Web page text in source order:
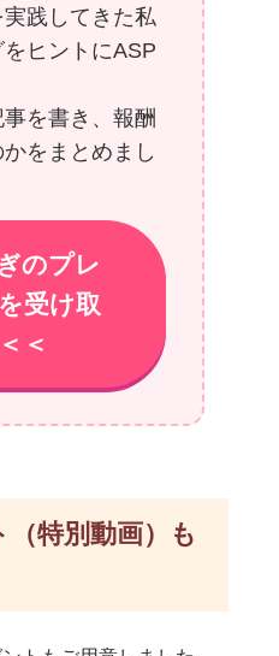
践してきた私
ヒントにASP
を書き、報酬
をまとめまし
のプレ
受け取
＜
特別動画）も